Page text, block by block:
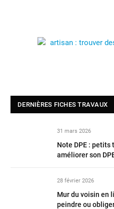
DERNIÈRES FICHES TRAVAUX
31 mars 2026
Note DPE : petits
améliorer son
28 février 2026
Mur du voisin en
peindre ou